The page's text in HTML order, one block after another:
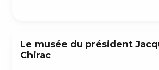
Le musée du président
Chirac